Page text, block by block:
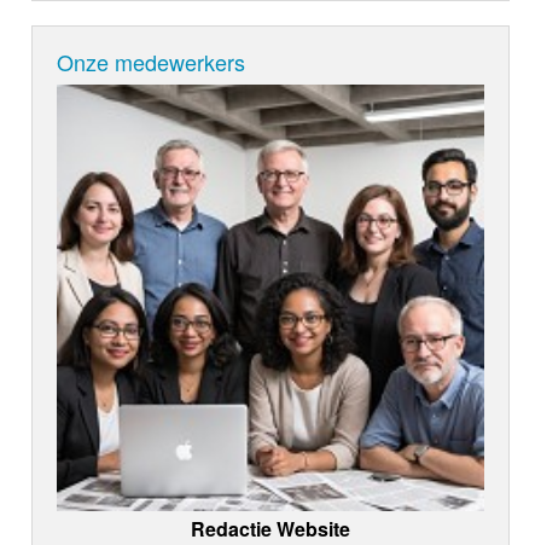
Onze medewerkers
Redactie Website